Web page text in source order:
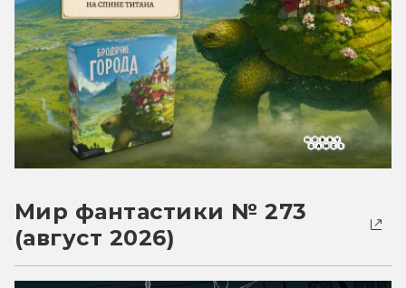
Мир фантастики № 273
(август 2026)